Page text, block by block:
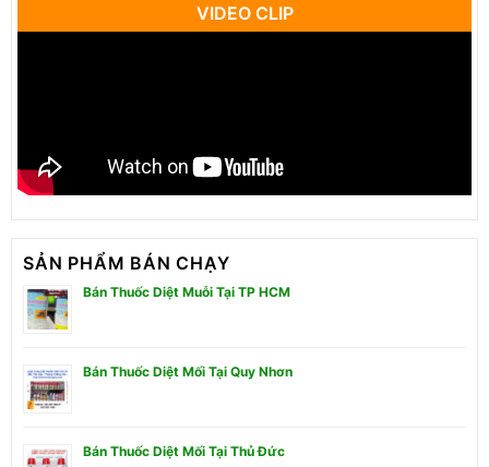
VIDEO CLIP
SẢN PHẨM BÁN CHẠY
Bán Thuốc Diệt Muỗi Tại TP HCM
Bán Thuốc Diệt Mối Tại Quy Nhơn
Bán Thuốc Diệt Mối Tại Thủ Đức